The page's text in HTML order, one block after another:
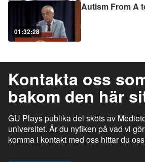
01:32:28
Autism From A
Kontakta oss
bakom den här
GU Plays publika del sköts av
universitet. Är du nyfiken på vad vi
komma i kontakt med oss hittar du